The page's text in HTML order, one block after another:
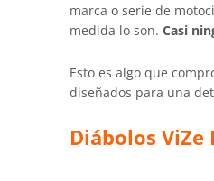
marca o serie de
medida lo son. Casi
Esto es algo que
diseñados para una
Diábolos ViZe